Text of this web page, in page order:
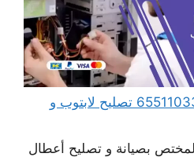
مهندس كمبيوتر صبحان 65511033 تصليح لابتوب و
بصيانة و تصليح أعطال